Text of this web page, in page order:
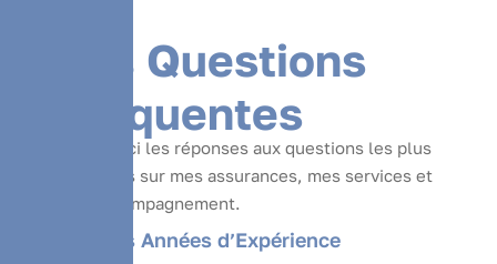
s Questions
quentes
Trouvez ici les réponses aux questions les plus
courantes sur mes assurances, mes services et
mon accompagnement.
Des Années d’Expérience